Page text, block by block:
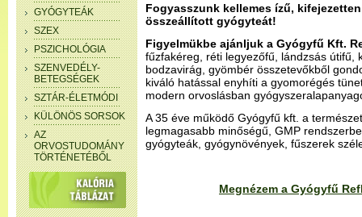
GYÓGYTEÁK
SZEX
PSZICHOLÓGIA
SZENVEDÉLY-
BETEGSÉGEK
SZTÁR-ÉLETMÓDI
KÜLÖNÖS SORSOK
AZ
ORVOSTUDOMÁNY
TÖRTÉNETÉBŐL
Fogyasszunk kellemes ízű,
összeállított gyógyteát!
Figyelmükbe ajánljuk a Gyógyfű Kft.
fűzfakéreg, réti legyezőfű, lándzsás útifű,
bodzavirág, gyömbér összetevőkből
kiváló hatással enyhíti a gyomorégés
modern orvoslásban
A 35 éve működő Gyógyfű kft. a
legmagasabb minőségű, GMP
gyógyteák, gyógynövények, fűszerek
Megnézem a Gyógyfű